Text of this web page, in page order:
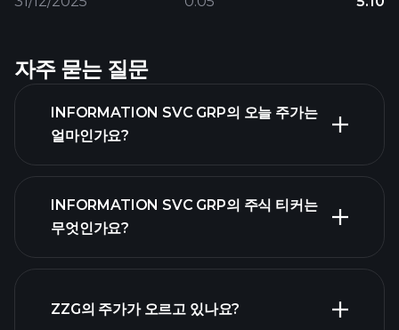
자주 묻는 질문
INFORMATION SVC GRP의 오늘 주가는
얼마인가요?
급 차트
INFORMATION SVC GRP의 주식 티커는
무엇인가요?
ZZG의 주가가 오르고 있나요?